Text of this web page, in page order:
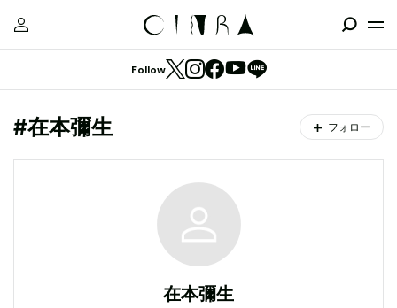
Follow
#在本彌生 フォロー
在本彌生